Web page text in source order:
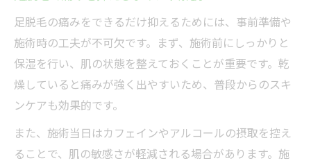
足脱毛の痛みをできるだけ抑えるためには、事前準備や
施術時の工夫が不可欠です。まず、施術前にしっかりと
保湿を行い、肌の状態を整えておくことが重要です。乾
燥していると痛みが強く出やすいため、普段からのスキ
ンケアも効果的です。
また、施術当日はカフェインやアルコールの摂取を控え
ることで、肌の敏感さが軽減される場合があります。施